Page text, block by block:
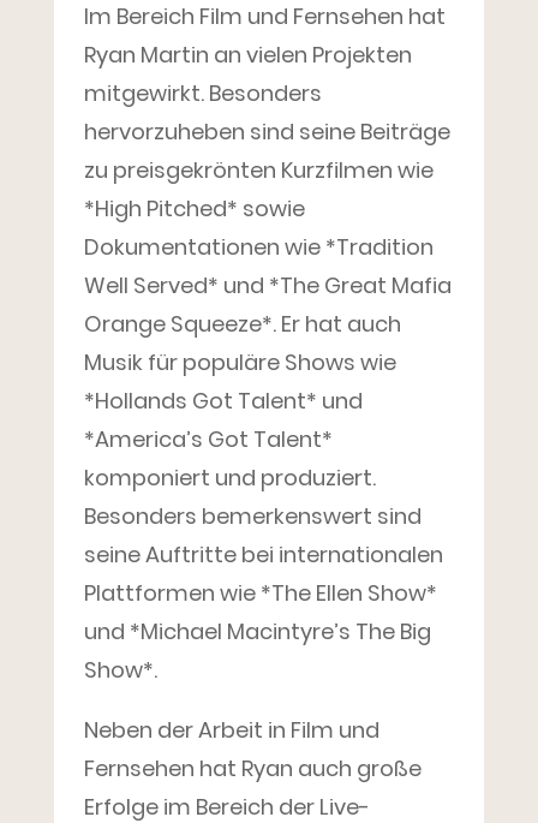
Im Bereich Film und Fernsehen hat
Ryan Martin an vielen Projekten
mitgewirkt. Besonders
hervorzuheben sind seine Beiträge
zu preisgekrönten Kurzfilmen wie
*High Pitched* sowie
Dokumentationen wie *Tradition
Well Served* und *The Great Mafia
Orange Squeeze*. Er hat auch
Musik für populäre Shows wie
*Hollands Got Talent* und
*America’s Got Talent*
komponiert und produziert.
Besonders bemerkenswert sind
seine Auftritte bei internationalen
Plattformen wie *The Ellen Show*
und *Michael Macintyre’s The Big
Show*.
Neben der Arbeit in Film und
Fernsehen hat Ryan auch große
Erfolge im Bereich der Live-